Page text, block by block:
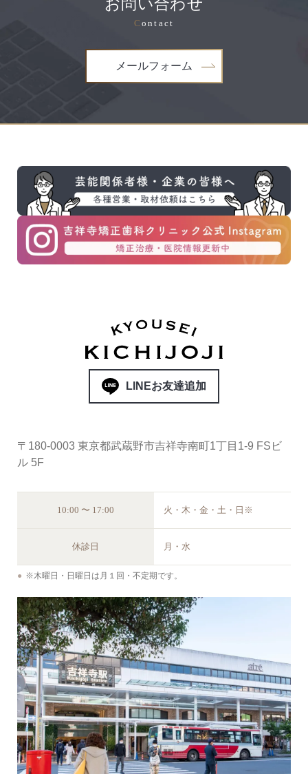
お問い合わせ
C ontact
メールフォーム
LINEお友達追加
〒180-0003 東京都武蔵野市吉祥寺南町1丁目1-9 FSビ
ル 5F
10:00 〜 17:00 火・木・金・土・日※
休診日 月・水
※木曜日・日曜日は月１回・不定期です。